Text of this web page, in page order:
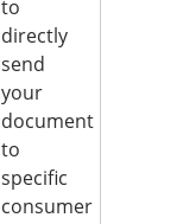
to
directly
send
your
document
to
specific
consumer